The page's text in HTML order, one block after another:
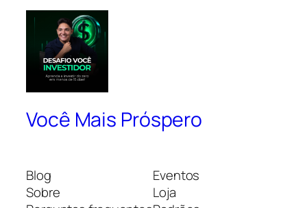
Você Mais Próspero
Blog
Sobre
Eventos
Loja